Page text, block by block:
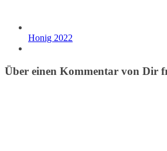
Honig 2022
Über einen Kommentar von Dir